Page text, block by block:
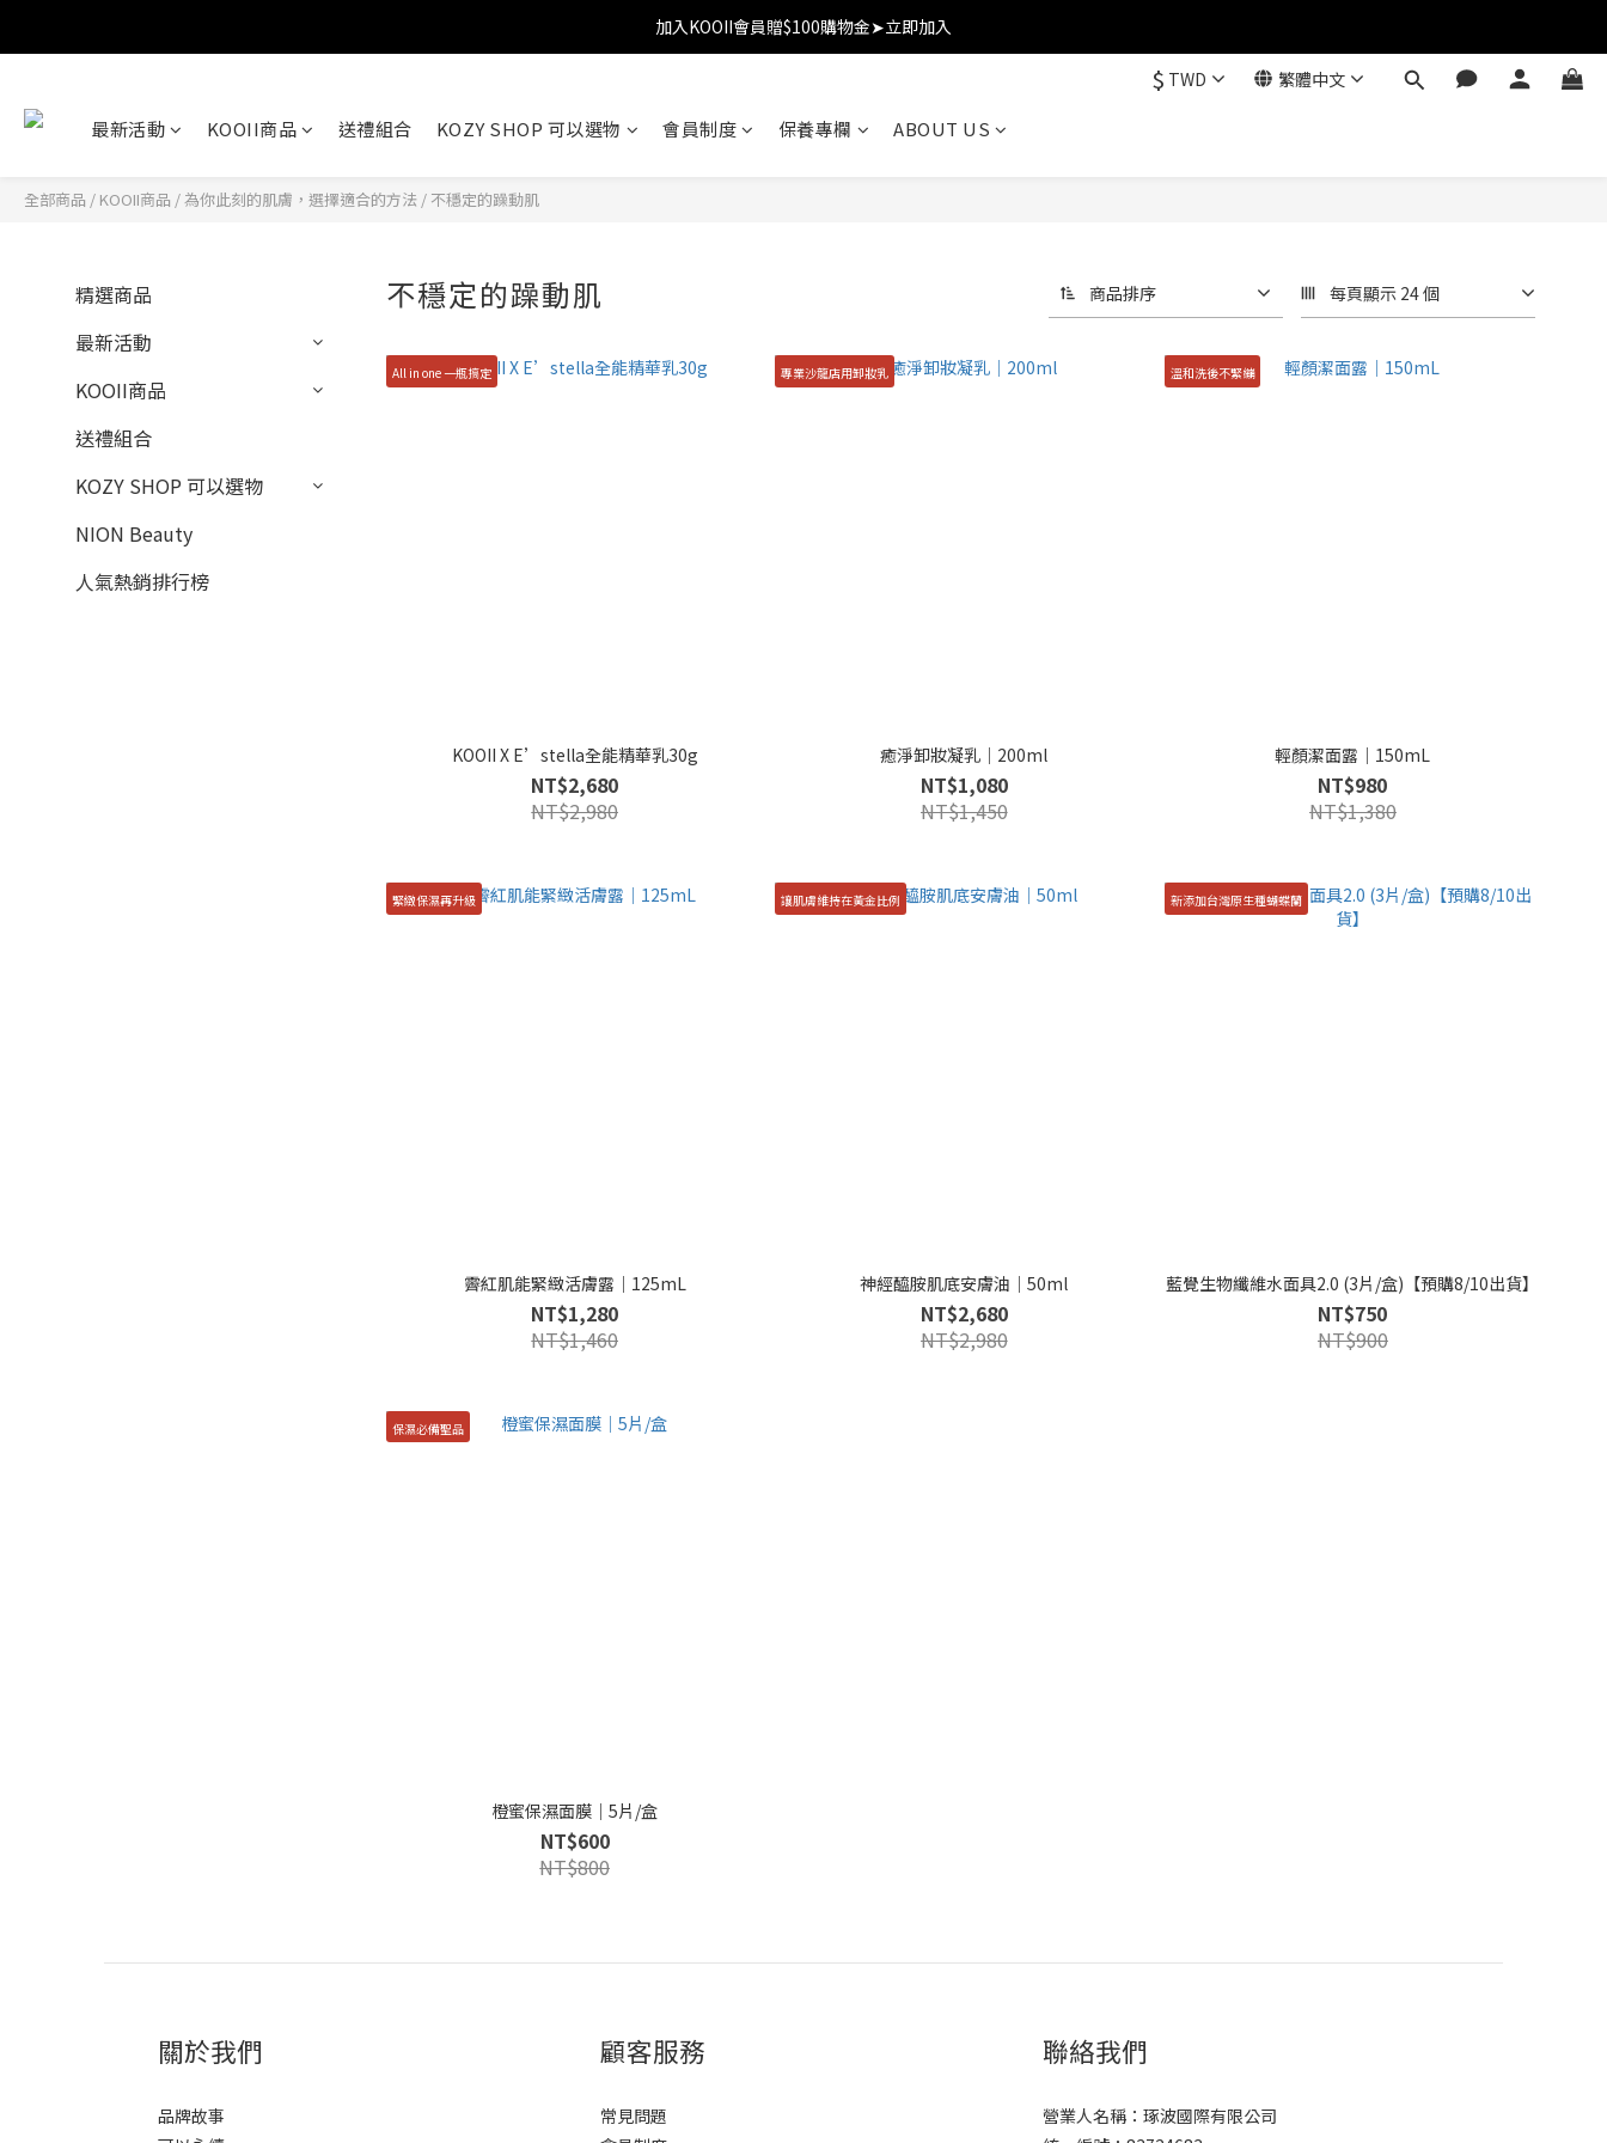
加入KOOII會員贈$100購物金➤立即加入
加入KOOII會員贈$100購物金➤立即加入
加入KOOII會員贈$100購物金➤立即加入
$ TWD 繁體中文
最新活動 KOOII商品 送禮組合 KOZY SHOP 可以選物 會員制度 保養專欄 ABOUT US
全部商品 / KOOII商品 /為你此刻的肌膚，選擇適合的方法 / 不穩定的躁動肌
精選商品
最新活動
KOOII商品
送禮組合
KOZY SHOP 可以選物
NION Beauty
人氣熱銷排行榜
不穩定的躁動肌 商品排序 每頁顯示 24 個
All in one 一瓶搞定
KOOII X E’stella全能精華乳30g
NT$2,680
NT$2,980
專業沙龍店用卸妝乳
癒淨卸妝凝乳｜200ml
NT$1,080
NT$1,450
溫和洗後不緊繃
輕顏潔面露｜150mL
NT$980
NT$1,380
緊緻保濕再升級
霽紅肌能緊緻活膚露｜125mL
NT$1,280
NT$1,460
讓肌膚維持在黃金比例
神經醯胺肌底安膚油｜50ml
NT$2,680
NT$2,980
新添加台灣原生種蝴蝶蘭
藍覺生物纖維水面具2.0 (3片/盒)【預購8/10出貨】
NT$750
NT$900
保濕必備聖品
橙蜜保濕面膜｜5片/盒
NT$600
NT$800
關於我們
品牌故事
顧客服務
常見問題
聯絡我們
營業人名稱：琢波國際有限公司